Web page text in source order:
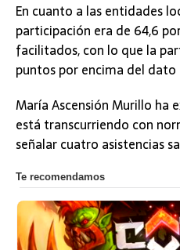
En cuanto a las entidades
participación era de 64,6
facilitados, con lo que la
puntos por encima del dato
María Ascensión Murillo ha
está transcurriendo con
señalar cuatro asistencias